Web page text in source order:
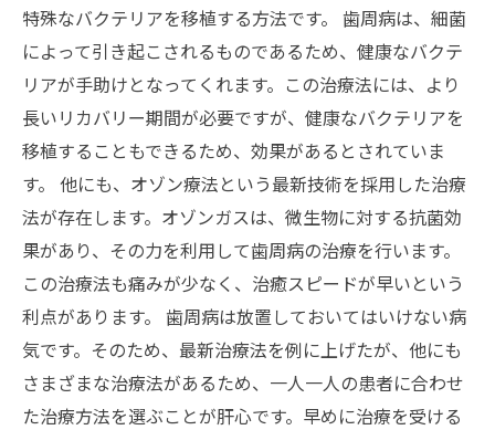
特殊なバクテリアを移植する方法です。 歯周病は、細菌
によって引き起こされるものであるため、健康なバクテ
リアが手助けとなってくれます。この治療法には、より
長いリカバリー期間が必要ですが、健康なバクテリアを
移植することもできるため、効果があるとされていま
す。 他にも、オゾン療法という最新技術を採用した治療
法が存在します。オゾンガスは、微生物に対する抗菌効
果があり、その力を利用して歯周病の治療を行います。
この治療法も痛みが少なく、治癒スピードが早いという
利点があります。 歯周病は放置しておいてはいけない病
気です。そのため、最新治療法を例に上げたが、他にも
さまざまな治療法があるため、一人一人の患者に合わせ
た治療方法を選ぶことが肝心です。早めに治療を受ける